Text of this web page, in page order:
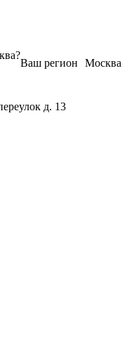
Москва
Ваш регион
?
д. 13